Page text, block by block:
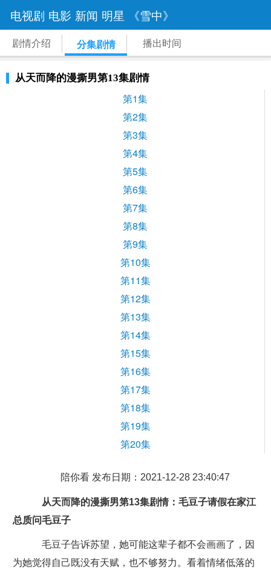
电视剧 电影 新闻 明星 《雪中》
剧情介绍 分集剧情 播出时间
从天而降的漫撕男第13集剧情
第1集
第2集
第3集
第4集
第5集
第6集
第7集
第8集
第9集
第10集
第11集
第12集
第13集
第14集
第15集
第16集
第17集
第18集
第19集
第20集
陪你看 发布日期：2021-12-28 23:40:47
从天而降的漫撕男第13集剧情：毛豆子请假在家江
总质问毛豆子
毛豆子告诉苏望，她可能这辈子都不会画画了，因
为她觉得自己既没有天赋，也不够努力。看着情绪低落的